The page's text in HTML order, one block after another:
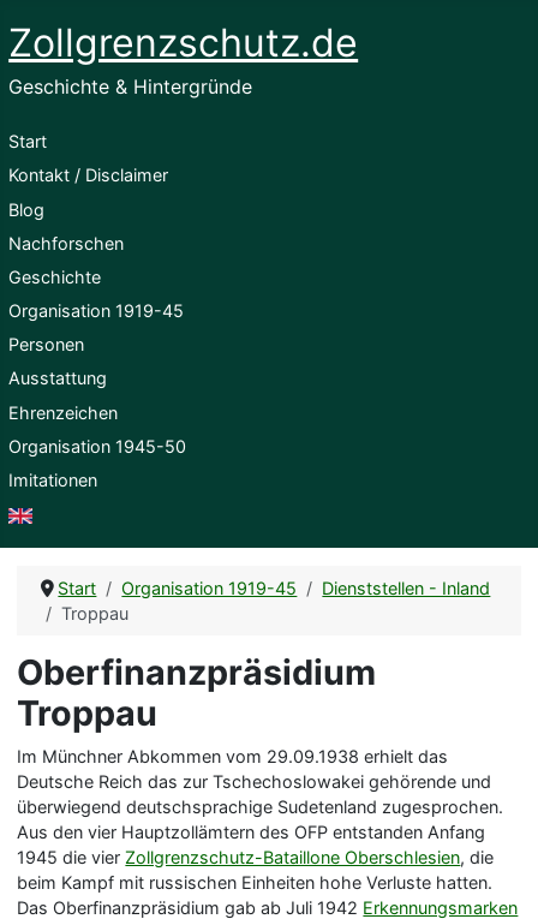
Zollgrenzschutz.de
Geschichte & Hintergründe
Start
Kontakt / Disclaimer
Blog
Nachforschen
Geschichte
Organisation 1919-45
Personen
Ausstattung
Ehrenzeichen
Organisation 1945-50
Imitationen
English
Start Organisation 1919-45
Dienststellen - Inland
Troppau
Oberfinanzpräsidium
Troppau
Im Münchner Abkommen vom 29.09.1938 erhielt das
Deutsche Reich das zur Tschechoslowakei gehörende und
überwiegend deutschsprachige Sudetenland zugesprochen.
Aus den vier Hauptzollämtern des OFP entstanden Anfang
1945 die vierZollgrenzschutz-Bataillone Oberschlesien, die
beim Kampf mit russischen Einheiten hohe Verluste hatten.
Das Oberfinanzpräsidium gab ab Juli 1942 Erkennungsmarken